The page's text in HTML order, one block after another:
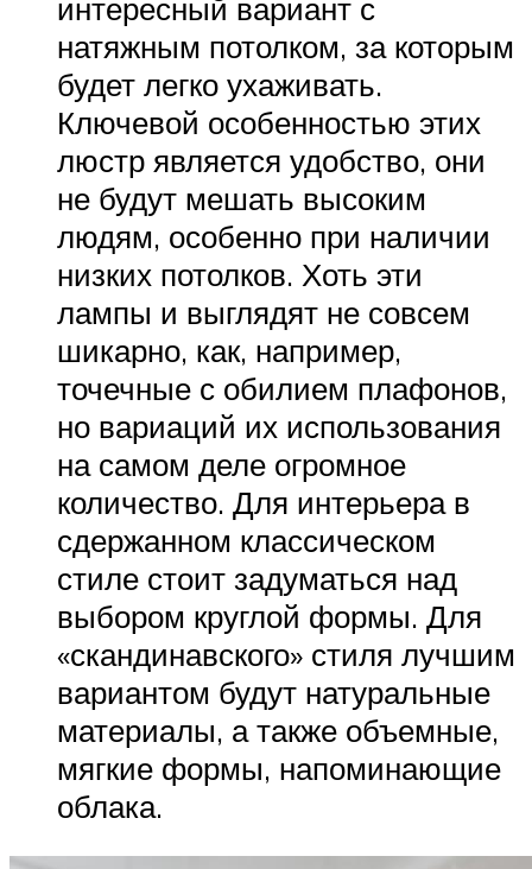
интересный вариант с
натяжным потолком, за которым
будет легко ухаживать.
Ключевой особенностью этих
люстр является удобство, они
не будут мешать высоким
людям, особенно при наличии
низких потолков. Хоть эти
лампы и выглядят не совсем
шикарно, как, например,
точечные с обилием плафонов,
но вариаций их использования
на самом деле огромное
количество. Для интерьера в
сдержанном классическом
стиле стоит задуматься над
выбором круглой формы. Для
«скандинавского» стиля лучшим
вариантом будут натуральные
материалы, а также объемные,
мягкие формы, напоминающие
облака.